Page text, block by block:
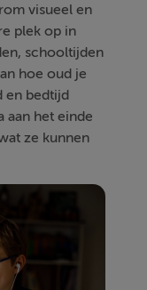
visueel en
plek op in
schooltijden
hoe oud je
en bedtijd
aan het einde
ze kunnen